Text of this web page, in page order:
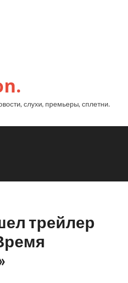
слухи, премьеры, сплетни.
трейлер